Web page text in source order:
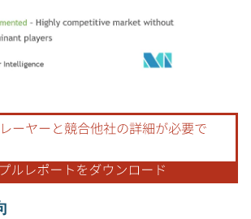
。再利用にはCC BY 4.0の表示が必要です。